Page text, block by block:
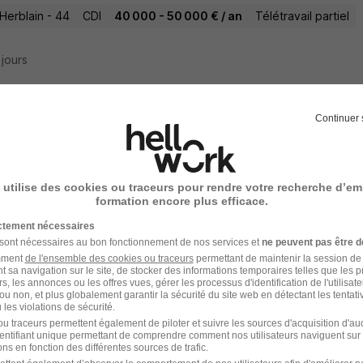
- 44 CDI 40 000 - 50 000 € / an Télétravail partiel
Immobilier Expérimenté H/F
CDI 25 200 - 70 000 € / an
en Recrutement Confirmé - IT &
Super recruteur
Continuer
utilise des cookies ou traceurs pour rendre votre recherche
formation encore plus efficace.
nécessaires
nécessaires au bon fonctionnement de nos services et ne peuvent pas être
de l'ensemble des cookies ou traceurspermettant de maintenir la session
sa navigation sur le site, de stocker des informations temporaires telles que les
les annonces ou les offres vues, gérer les processus d'identification de
non, et plus globalement garantir la sécurité du site web en détectant les
violations de sécurité.
traceurs permettent également de piloter et suivre les sources d'acquisition
unique permettant de comprendre comment nos utilisateurs naviguent sur
en fonction des différentes sources de trafic.